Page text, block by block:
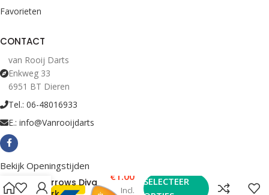
Favorieten
CONTACT
van Rooij Darts
Enkweg 33
6951 BT Dieren
Tel.: 06-48016933
E.: info@Vanrooijdarts
Bekijk Openingstijden
Harrows Diva
€ 1.00
Incl.
SELECTEER